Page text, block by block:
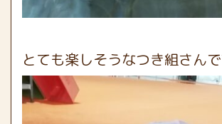
とても楽しそうなつき組さん